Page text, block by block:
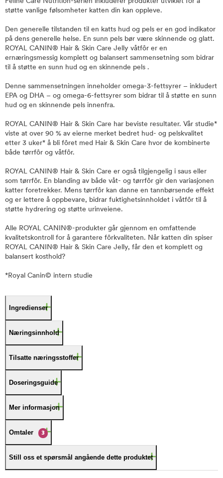
støtte vanlige følsomheter katten din kan oppleve.
Den generelle tilstanden til en katts hud og pels er en god indikator
på dens generelle helse. En sunn pels bør være skinnende og glatt.
ROYAL CANIN® Hair & Skin Care Jelly våtfôr er en
ernæringsmessig komplett og balansert sammensetning som bidrar
til å støtte en sunn hud og en skinnende pels .
Denne sammensetningen inneholder omega-3-fettsyrer – inkludert
EPA og DHA – og omega-6-fettsyrer som bidrar til å støtte en sunn
hud og en skinnende pels innenfra.
ROYAL CANIN® Hair & Skin Care har beviste resultater. Vår studie*
viste at over 90 % av eierne merket bedret hud- og pelskvalitet
etter 3 uker* å bli fôret med Hair & Skin Care hvor de kombinerte
både tørrfôr og våtfôr.
ROYAL CANIN® Hair & Skin Care er også tilgjengelig i saus eller
som tørrfôr. En blanding av både våt- og tørrfôr gir den variasjonen
katter foretrekker. Mens tørrfôr kan danne en tannbørsende effekt
og er lettere å oppbevare, bidrar fuktighetsinnholdet i våtfôr til å
støtte hydrering og støtte urinveiene.
Alle ROYAL CANIN®-produkter går gjennom en omfattende
kvalitetskontroll for å garantere fôrkvaliteten. Når katten din spiser
ROYAL CANIN® Hair & Skin Care Jelly, får den et komplett og
balansert kosthold?
*Royal Canin© intern studie
Ingredienser
Næringsinnhold
Tilsatte næringsstoffer
Doseringsguide
Mer informasjon
Omtaler 3
Still oss et spørsmål angående dette produktet